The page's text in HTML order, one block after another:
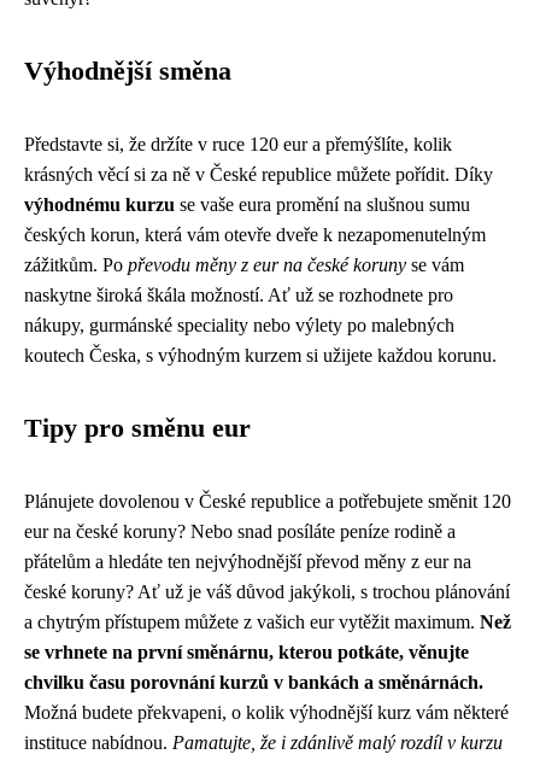
Výhodnější směna
Představte si, že držíte v ruce 120 eur a přemýšlíte, kolik
krásných věcí si za ně v České republice můžete pořídit. Díky
výhodnému kurzu se vaše eura promění na slušnou sumu
českých korun, která vám otevře dveře k nezapomenutelným
zážitkům. Po převodu měny z eur na české koruny se vám
naskytne široká škála možností. Ať už se rozhodnete pro
nákupy, gurmánské speciality nebo výlety po malebných
koutech Česka, s výhodným kurzem si užijete každou korunu.
Tipy pro směnu eur
Plánujete dovolenou v České republice a potřebujete směnit 120
eur na české koruny? Nebo snad posíláte peníze rodině a
přátelům a hledáte ten nejvýhodnější převod měny z eur na
české koruny? Ať už je váš důvod jakýkoli, s trochou plánování
a chytrým přístupem můžete z vašich eur vytěžit maximum. Než
se vrhnete na první směnárnu, kterou potkáte, věnujte
chvilku času porovnání kurzů v bankách a směnárnách.
Možná budete překvapeni, o kolik výhodnější kurz vám některé
instituce nabídnou. Pamatujte, že i zdánlivě malý rozdíl v kurzu